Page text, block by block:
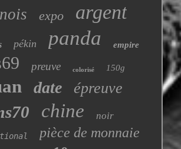
expo argent
pékin panda empire
preuve colorisé 150g
date épreuve
chine noir
pièce de monnaie